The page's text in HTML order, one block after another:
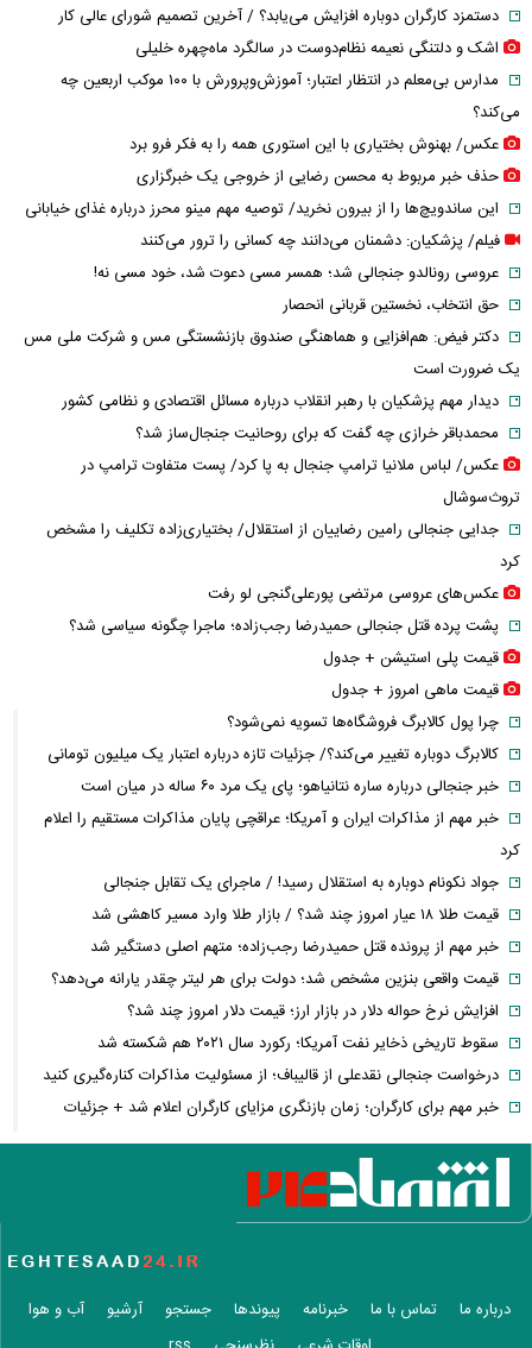
دستمزد کارگران دوباره افزایش می‌یابد؟ / آخرین تصمیم شورای عالی کار
اشک و دلتنگی نعیمه نظام‌دوست در سالگرد ماه‌چهره خلیلی
مدارس بی‌معلم در انتظار اعتبار؛ آموزش‌وپرورش با ۱۰۰ موکب اربعین چه
می‌کند؟
عکس/ بهنوش بختیاری با این استوری همه را به فکر فرو برد
حذف خبر مربوط به محسن رضایی از خروجی یک خبرگزاری
این ساندویچ‌ها را از بیرون نخرید/ توصیه مهم مینو محرز درباره غذای خیابانی
فیلم/ پزشکیان: دشمنان می‌دانند چه کسانی را ترور می‌کنند
عروسی رونالدو جنجالی شد؛ همسر مسی دعوت شد، خود مسی نه!
حق انتخاب، نخستین قربانی انحصار
دکتر فیض: هم‌افزایی و هماهنگی صندوق بازنشستگی مس و شرکت ملی مس
یک ضرورت است
دیدار مهم پزشکیان با رهبر انقلاب درباره مسائل اقتصادی و نظامی کشور
محمدباقر خرازی چه گفت که برای روحانیت جنجال‌ساز شد؟
عکس/ لباس ملانیا ترامپ جنجال به پا کرد/ پست متفاوت ترامپ در
تروث‌سوشال
جدایی جنجالی رامین رضاییان از استقلال/ بختیاری‌زاده تکلیف را مشخص
کرد
عکس‌های عروسی مرتضی پورعلی‌گنجی لو رفت
پشت پرده قتل جنجالی حمیدرضا رجب‌زاده؛ ماجرا چگونه سیاسی شد؟
قیمت پلی استیشن + جدول
قیمت ماهی امروز + جدول
چرا پول کالابرگ فروشگاه‌ها تسویه نمی‌شود؟
کالابرگ دوباره تغییر می‌کند؟/ جزئیات تازه درباره اعتبار یک میلیون تومانی
خبر جنجالی درباره ساره نتانیاهو؛ پای یک مرد ۶۰ ساله در میان است
خبر مهم از مذاکرات ایران و آمریکا؛ عراقچی پایان مذاکرات مستقیم را اعلام
کرد
جواد نکونام دوباره به استقلال رسید! / ماجرای یک تقابل جنجالی
قیمت طلا ۱۸ عیار امروز چند شد؟ / بازار طلا وارد مسیر کاهشی شد
خبر مهم از پرونده قتل حمیدرضا رجب‌زاده؛ متهم اصلی دستگیر شد
قیمت واقعی بنزین مشخص شد؛ دولت برای هر لیتر چقدر یارانه می‌دهد؟
افزایش نرخ حواله دلار در بازار ارز؛ قیمت دلار امروز چند شد؟
سقوط تاریخی ذخایر نفت آمریکا؛ رکورد سال ۲۰۲۱ هم شکسته شد
درخواست جنجالی نقدعلی از قالیباف؛ از مسئولیت مذاکرات کناره‌گیری کنید
خبر مهم برای کارگران؛ زمان بازنگری مزایای کارگران اعلام شد + جزئیات
تصمیم جدید
محموله جدید بابک زنجانی به این استان ارسال شد
زمان پرداخت معوقات بازنشستگان تأمین اجتماعی؛ معوقات فروردین و
بورس و فرابورس سبزپوش شدند؛ بازار سرمایه امروز با قدرت شروع کرد
درخواست توقف تحمیل هزینه‌های مسئولیت اجتماعی به شرکت‌های بورسی
درباره ما تماس با ما خبرنامه پیوندها جستجو آرشیو
آب و هوا